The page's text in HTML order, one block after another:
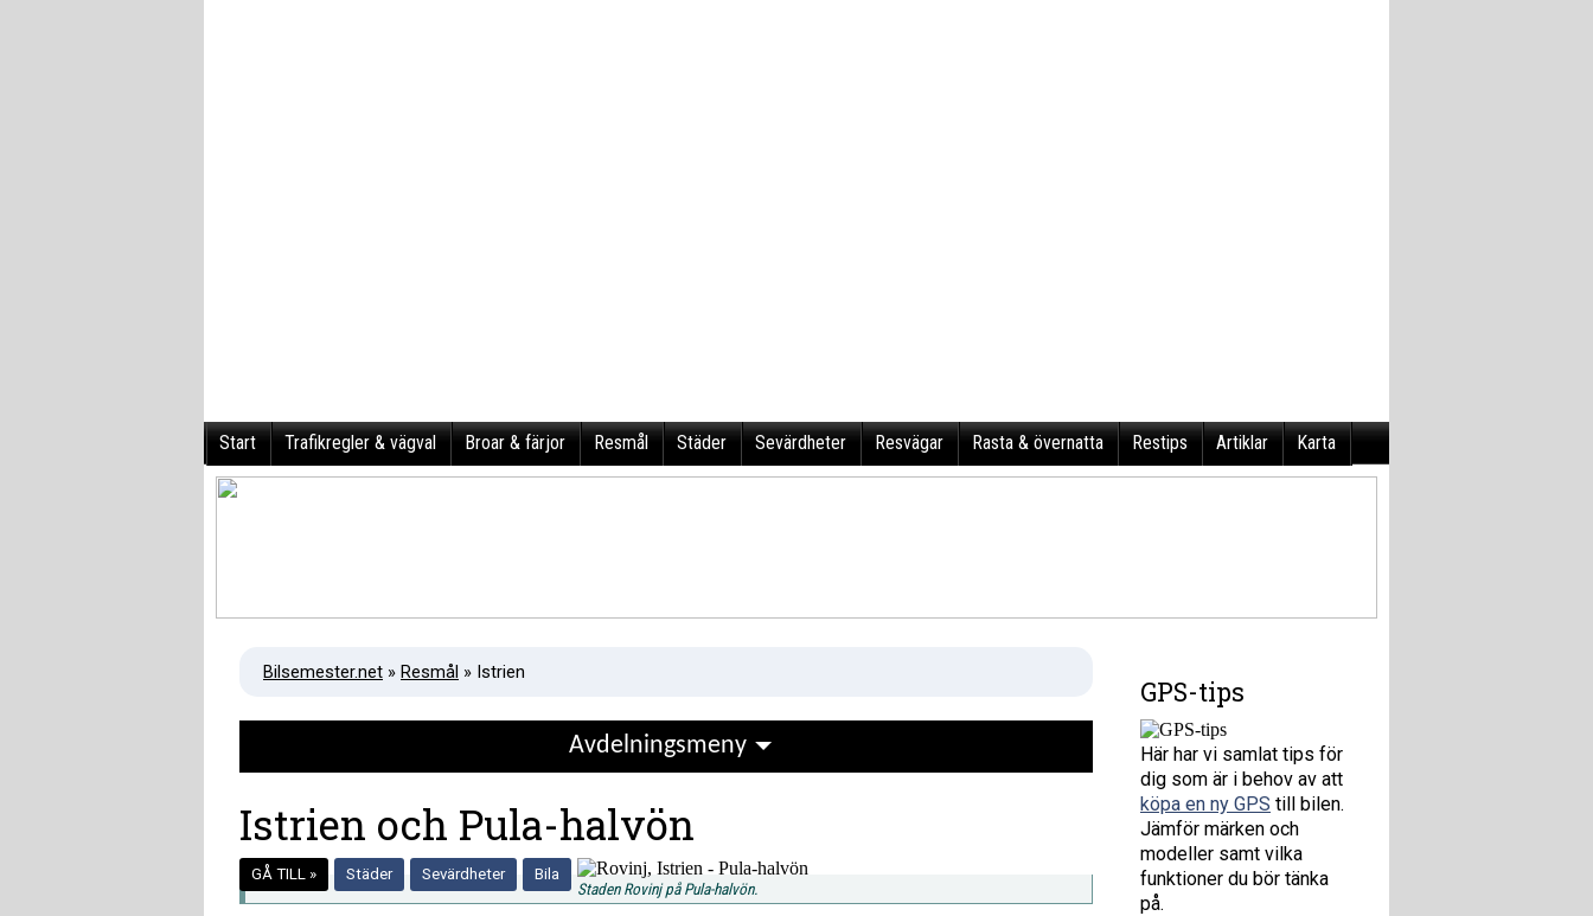
Start Trafikregler & vägval Broar & färjor Resmål Städer Sevärdheter Resvägar Rasta & övernatta Restips Artiklar Karta
Bilsemester.net » Resmål » Istrien
Avdelningsmeny
Istrien och Pula-halvön
GÅ TILL » Städer Sevärdheter
Bila
Staden Rovinj på Pula-halvön.
GPS-tips
Här har vi samlat tips för
dig som är i behov av att
köpa en ny GPS till bilen.
Jämför märken och
modeller samt vilka
funktioner du bör tänka
på.